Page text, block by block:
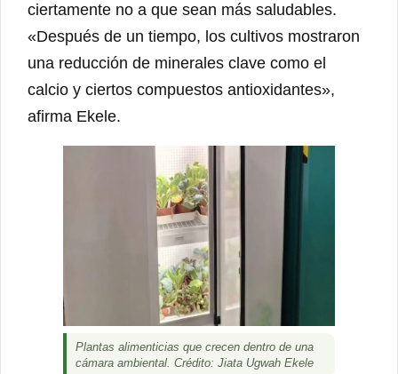
ciertamente no a que sean más saludables.
«Después de un tiempo, los cultivos mostraron
una reducción de minerales clave como el
calcio y ciertos compuestos antioxidantes»,
afirma Ekele.
Plantas alimenticias que crecen dentro de una
cámara ambiental. Crédito: Jiata Ugwah Ekele